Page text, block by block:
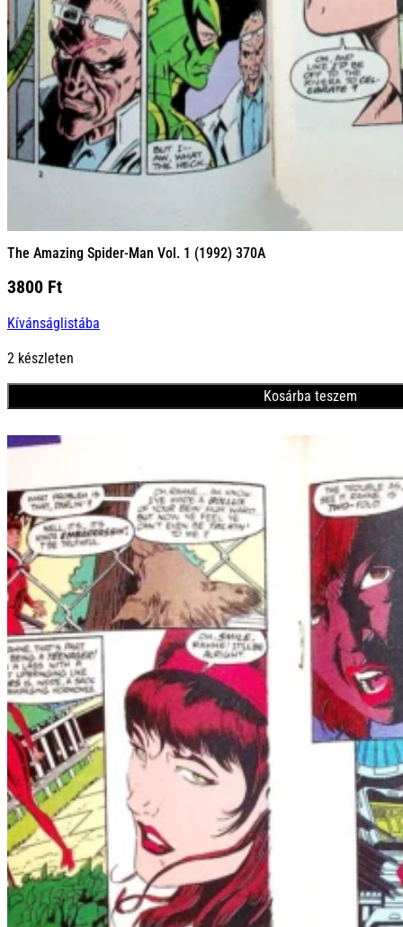
The Amazing Spider-Man Vol. 1 (1992) 370A
3800 Ft
Kívánságlistába
2 készleten
Kosárba teszem